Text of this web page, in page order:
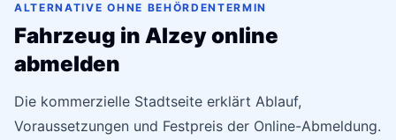
ALTERNATIVE OHNE BEHÖRDENTERMIN
Fahrzeug in Alzey online
abmelden
Die kommerzielle Stadtseite erklärt Ablauf,
Voraussetzungen und Festpreis der Online-Abmeldung.